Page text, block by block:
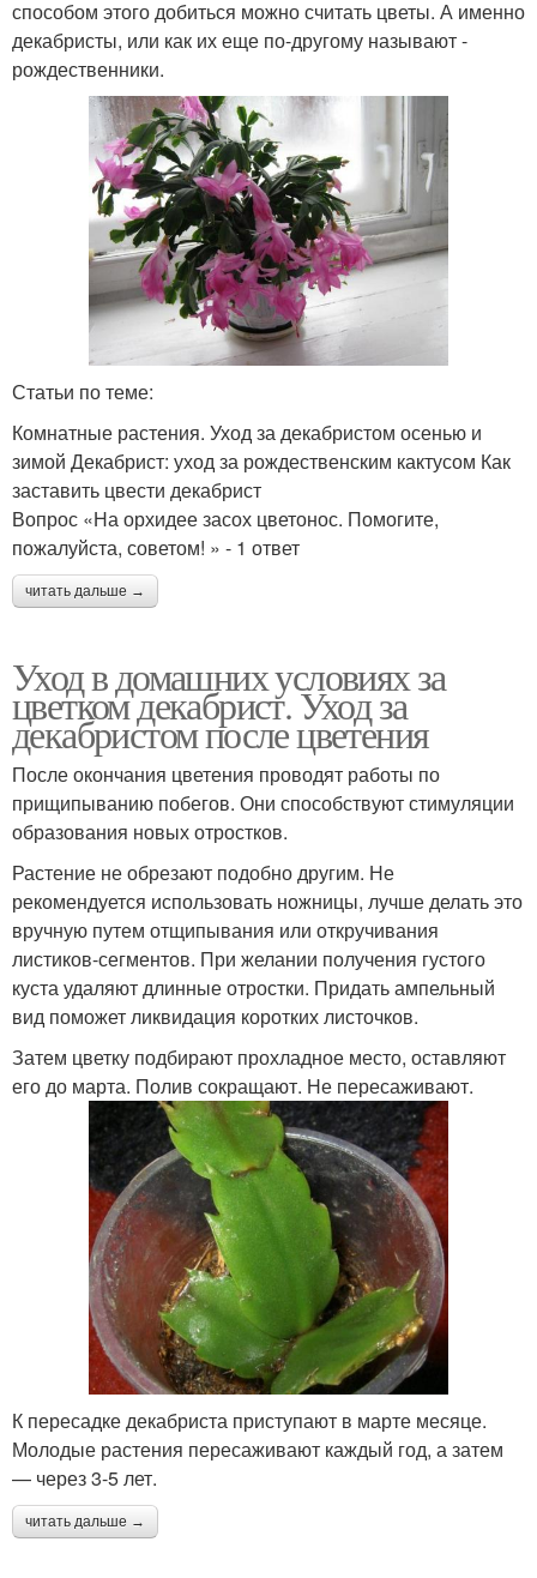
способом этого добиться можно считать цветы. А именно
декабристы, или как их еще по-другому называют -
рождественники.
Статьи по теме:
Комнатные растения. Уход за декабристом осенью и
зимой Декабрист: уход за рождественским кактусом Как
заставить цвести декабрист
Вопрос «На орхидее засох цветонос. Помогите,
пожалуйста, советом! » - 1 ответ
читать дальше →
Уход в домашних условиях за
цветком декабрист. Уход за
декабристом после цветения
После окончания цветения проводят работы по
прищипыванию побегов. Они способствуют стимуляции
образования новых отростков.
Растение не обрезают подобно другим. Не
рекомендуется использовать ножницы, лучше делать это
вручную путем отщипывания или откручивания
листиков-сегментов. При желании получения густого
куста удаляют длинные отростки. Придать ампельный
вид поможет ликвидация коротких листочков.
Затем цветку подбирают прохладное место, оставляют
его до марта. Полив сокращают. Не пересаживают.
К пересадке декабриста приступают в марте месяце.
Молодые растения пересаживают каждый год, а затем
— через 3-5 лет.
читать дальше →